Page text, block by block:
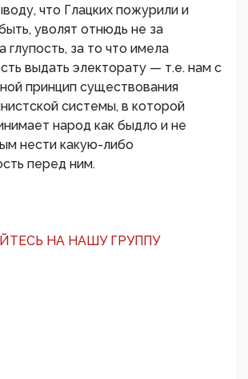
что Глацких пожурили и
уволят отнюдь не за
глупость, за то что имела
выдать электорату — т.е. нам с
принцип существования
системы, в которой
народ как быдло и не
нести какую-либо
перед ним.
НА НАШУ ГРУППУ